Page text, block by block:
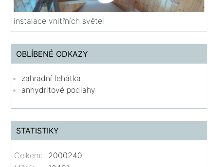
instalace vnitřních světel
OBLÍBENÉ ODKAZY
zahradní lehátka
anhydritové podlahy
STATISTIKY
Celkem:
2000240